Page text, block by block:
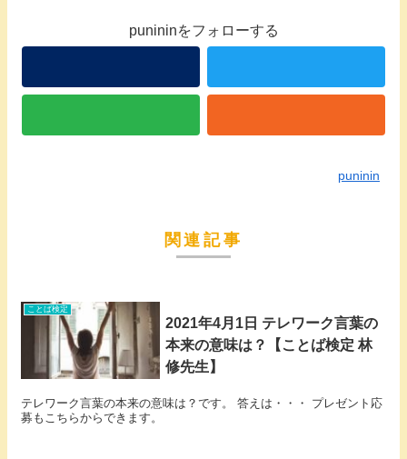
punininをフォローする
puninin
関連記事
ことば検定
2021年4月1日 テレワーク言葉の
本来の意味は？【ことば検定 林
修先生】
テレワーク言葉の本来の意味は？です。 答えは・・・ プレゼント応
募もこちらからできます。